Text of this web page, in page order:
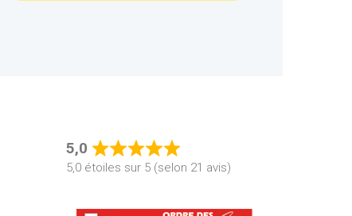
5,0
Rated
5,0
5,0 étoiles sur 5 (selon 21 avis)